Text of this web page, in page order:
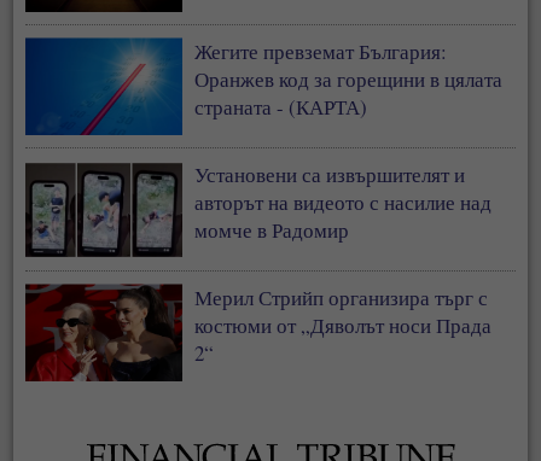
Жегите превземат България:
Оранжев код за горещини в цялата
страната - (КАРТА)
Установени са извършителят и
авторът на видеото с насилие над
момче в Радомир
Мерил Стрийп организира търг с
костюми от „Дяволът носи Прада
2“